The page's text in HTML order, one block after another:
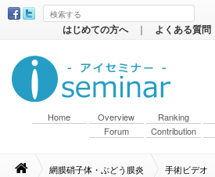
はじめての方へ ｜ よくある質問
Home Overview Ranking
Forum
Contribution
網膜硝子体・ぶどう膜炎 手術ビデオ